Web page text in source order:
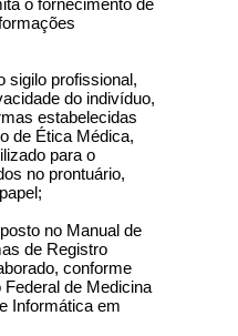
o fornecimento de
sigilo profissional,
do indivíduo,
estabelecidas
de Ética Médica,
para o
no prontuário,
no Manual de
de Registro
conforme
de Medicina
Informática em